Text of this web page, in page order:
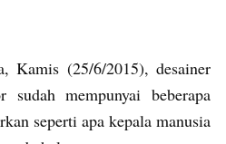
Kamis (25/6/2015), desainer
mempunyai beberapa
seperti apa kepala manusia